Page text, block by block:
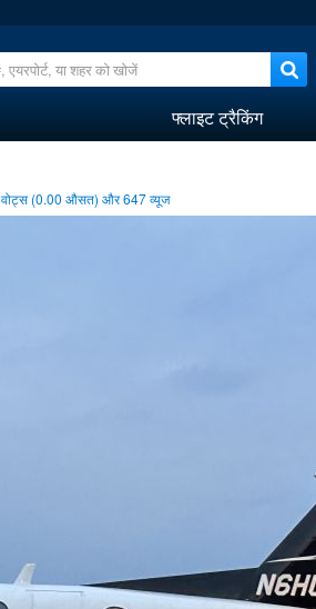
फ्लाइट ट्रैकिंग
वोट्स (0.00 औसत) और647व्यूज